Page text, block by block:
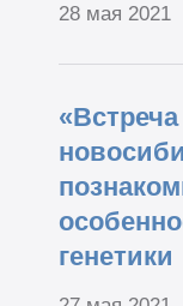
28 мая 2021
генетики